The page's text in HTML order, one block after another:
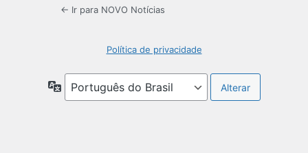
← Ir para NOVO Notícias
Política de privacidade
Idioma